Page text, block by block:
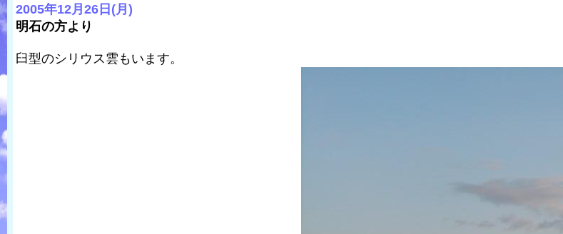
2005年12月26日(月)
明石の方より
臼型のシリウス雲もいます。